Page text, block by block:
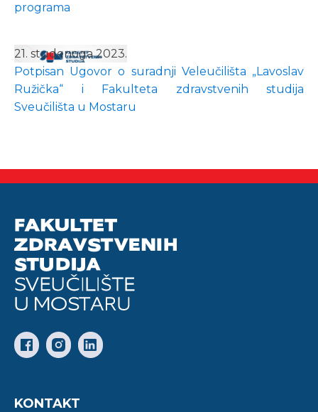
programa
21. studenoga 2023.
Potpisan Ugovor o suradnji Veleučilišta „Lavoslav
Ružička“ i Fakulteta zdravstvenih studija
Sveučilišta u Mostaru
KONTAKT